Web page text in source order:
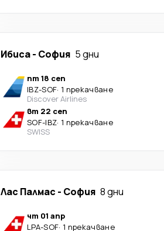
Ибиса- София 5 дни
пт 18 сеп
IBZ-SOF· 1 прекачване
Discover Airlines
вт 22 сеп
SOF-IBZ· 1 прекачване
SWISS
Лас Палмас - София 8 дни
чт 01 апр
LPA-SOF· 1 прекачване